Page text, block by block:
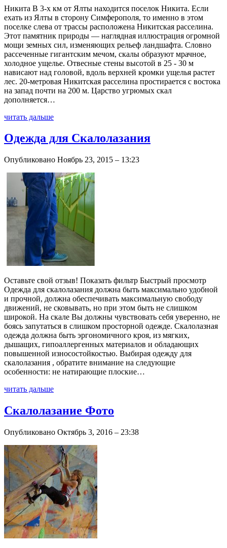
Никита В 3-х км от Ялты находится поселок Никита. Если
ехать из Ялты в сторону Симферополя, то именно в этом
поселке слева от трассы расположена Никитская расселина.
Этот памятник природы — наглядная иллюстрация огромной
мощи земных сил, изменяющих рельеф ландшафта. Словно
рассеченные гигантским мечом, скалы образуют мрачное,
холодное ущелье. Отвесные стены высотой в 25 - 30 м
нависают над головой, вдоль верхней кромки ущелья растет
лес. 20-метровая Никитская расселина простирается с востока
на запад почти на 200 м. Царство угрюмых скал
дополняется…
читать дальше
Одежда для Скалолазания
Опубликовано Ноябрь 23, 2015 – 13:23
Оставьте свой отзыв! Показать фильтр Быстрый просмотр
Одежда для скалолазания должна быть максимально удобной
и прочной, должна обеспечивать максимальную свободу
движений, не сковывать, но при этом быть не слишком
широкой. На скале Вы должны чувствовать себя уверенно, не
боясь запутаться в слишком просторной одежде. Скалолазная
одежда должна быть эргономичного кроя, из мягких,
дышащих, гипоаллергенных материалов и обладающих
повышенной износостойкостью. Выбирая одежду для
скалолазания , обратите внимание на следующие
особенности: не натирающие плоские…
читать дальше
Скалолазание Фото
Опубликовано Октябрь 3, 2016 – 23:38